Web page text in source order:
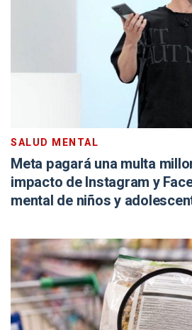
SALUD MENTAL
Meta pagará una multa
impacto de Instagram y
mental de niños y